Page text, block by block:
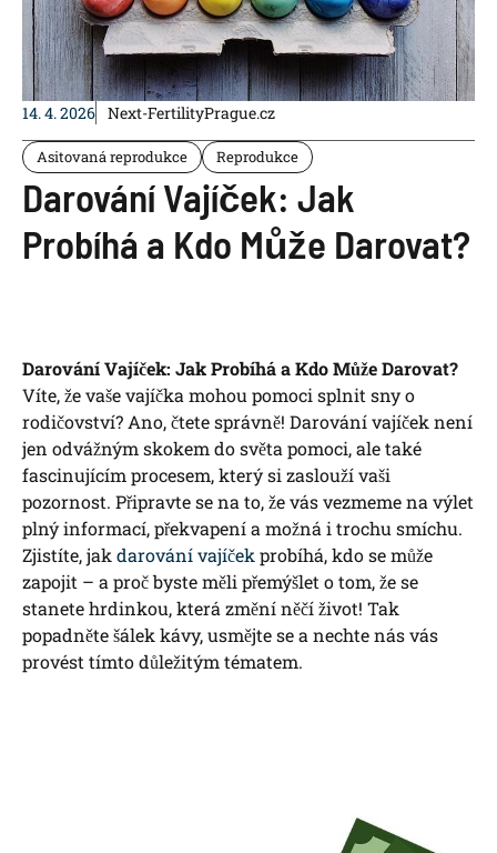
14. 4. 2026 Next-FertilityPrague.cz
Asitovaná reprodukce Reprodukce
Darování Vajíček: Jak
Probíhá a Kdo Může Darovat?
Darování Vajíček: Jak Probíhá a Kdo Může Darovat?
Víte, že vaše vajíčka​ mohou ‍pomoci splnit sny o
rodičovství?‍ Ano, čtete správně! Darování vajíček není
jen⁤ odvážným skokem do světa pomoci, ale také
fascinujícím procesem, který si ‌zaslouží vaši
pozornost. Připravte se na to, že vás vezmeme na výlet
plný informací, ‍překvapení a možná i trochu smíchu.
Zjistíte, jak darování vajíček probíhá, kdo ⁣se může
zapojit – a proč byste měli přemýšlet o tom,⁤ že se
stanete hrdinkou,⁤ která změní něčí ‍život! Tak
popadněte šálek ⁤kávy, ⁣usmějte se a​ nechte nás vás‌
provést tímto důležitým ‌tématem.